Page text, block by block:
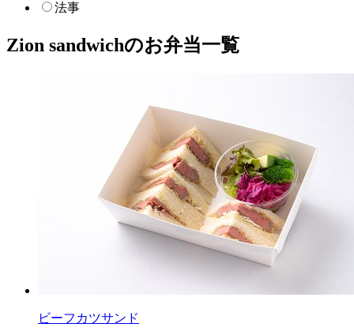
法事
Zion sandwichのお弁当一覧
ビーフカツサンド